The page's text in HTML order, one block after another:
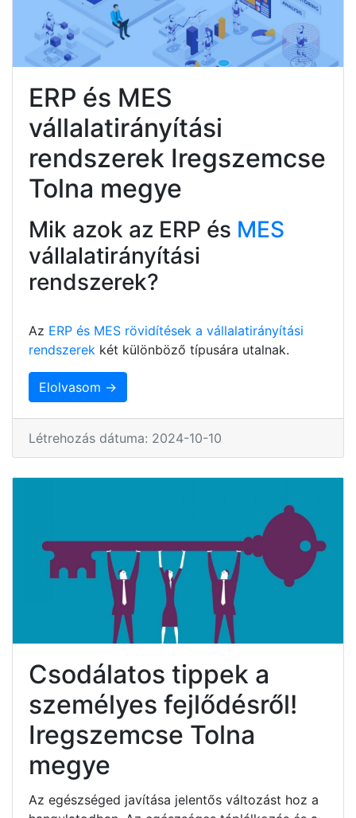
ERP és MES
vállalatirányítási
rendszerek Iregszemcse
Tolna megye
Mik azok az ERP és MES
vállalatirányítási
rendszerek?
Az ERP és MES rövidítések a vállalatirányítási
rendszerek két különböző típusára utalnak.
Elolvasom →
Létrehozás dátuma: 2024-10-10
Csodálatos tippek a
személyes fejlődésről!
Iregszemcse Tolna
megye
Az egészséged javítása jelentős változást hoz a